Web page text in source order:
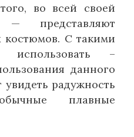
во всей своей
представляют
костюмов. С такими
использовать –
данного
увидеть радужность
плавные